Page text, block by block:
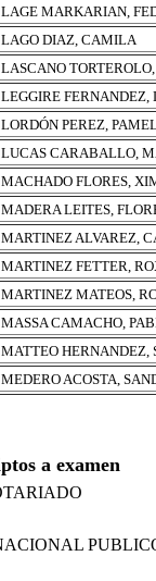
LAGE MARKARIAN,
LAGO DIAZ, CAMILA
LASCANO
LEGGIRE
LORDÓN PEREZ,
LUCAS CARABALLO,
MACHADO FLORES,
MADERA LEITES,
MARTINEZ ALVAREZ,
MARTINEZ FETTER,
MARTINEZ MATEOS,
MASSA CAMACHO,
MATTEO HERNANDEZ,
MEDERO ACOSTA,
a examen